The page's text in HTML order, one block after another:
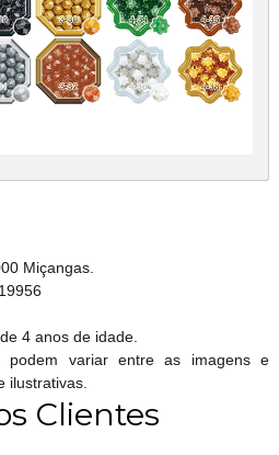
Miçangas.
4 anos de idade.
podem variar entre as imagens e
ilustrativas.
Clientes